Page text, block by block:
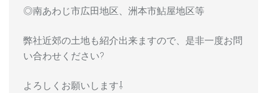
◎南あわじ市広田地区、洲本市鮎屋地区等
弊社近郊の土地も紹介出来ますので、是非一度お問
い合わせください?
よろしくお願いします⇩